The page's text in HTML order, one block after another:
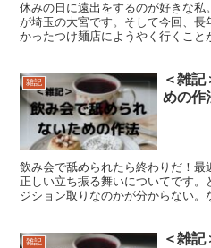
休みの日に遠出をするのが好きな私
が埼玉の大宮です。そして今回、
かったつけ麺店にようやく行くこ
雑記
＜雑
めの作
飲み会で舐められたら終わりだ！
正しい立ち振る舞いについてです
ジション取りなのかが分からない
雑記
＜雑